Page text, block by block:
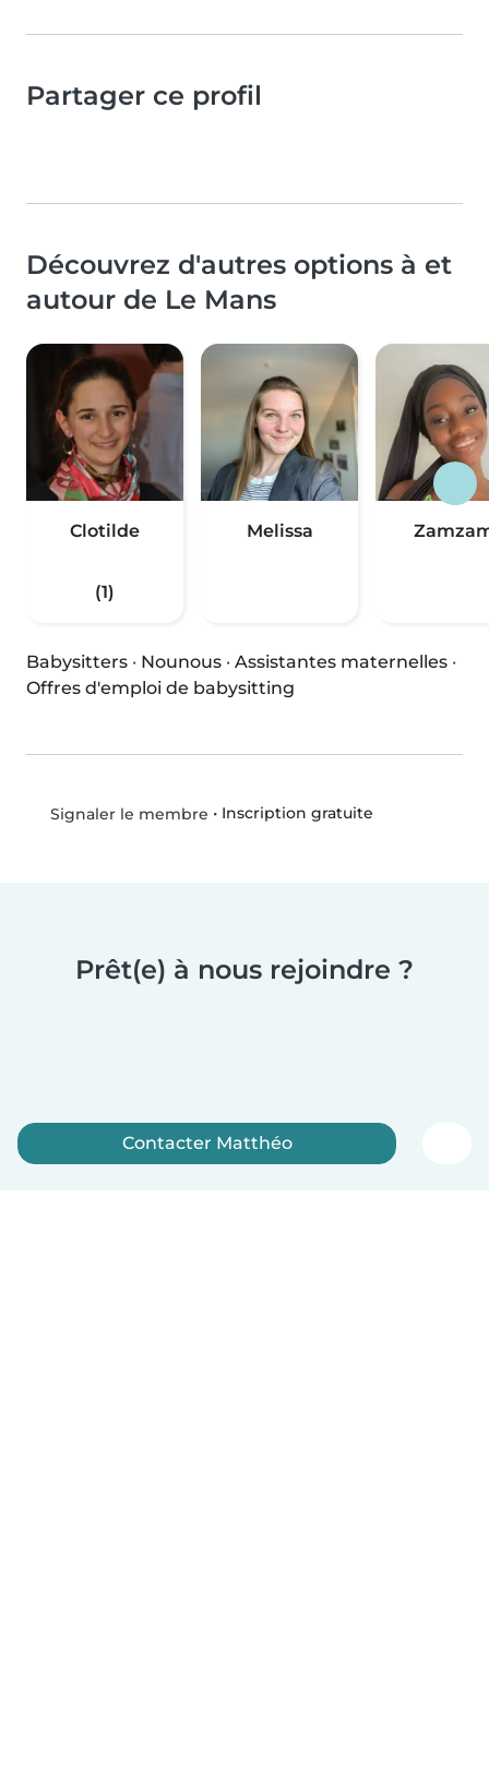
Partager ce profil
Découvrez d'autres options à et
autour de Le Mans
Clotilde
(1)
Melissa
Babysitters · Nounous · Assistantes maternelles ·
Offres d'emploi de babysitting
Signaler le membre • Inscription gratuite
Prêt(e) à nous rejoindre ?
Contacter Matthéo